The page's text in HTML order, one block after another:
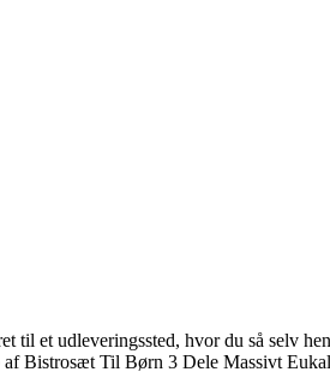
et udleveringssted, hvor du så selv
af Bistrosæt Til Børn 3 Dele Massivt